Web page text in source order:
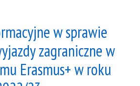
w sprawie
zagraniczne w
Erasmus+ w roku